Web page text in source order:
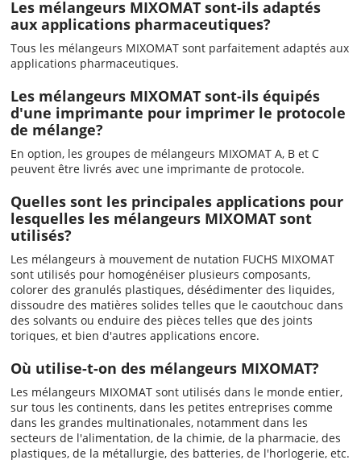
Les mélangeurs MIXOMAT sont-ils adaptés
aux applications pharmaceutiques?
Tous les mélangeurs MIXOMAT sont parfaitement adaptés aux
applications pharmaceutiques.
Les mélangeurs MIXOMAT sont-ils équipés
d'une imprimante pour imprimer le protocole
de mélange?
En option, les groupes de mélangeurs MIXOMAT A, B et C
peuvent être livrés avec une imprimante de protocole.
Quelles sont les principales applications pour
lesquelles les mélangeurs MIXOMAT sont
utilisés?
Les mélangeurs à mouvement de nutation FUCHS MIXOMAT
sont utilisés pour homogénéiser plusieurs composants,
colorer des granulés plastiques, désédimenter des liquides,
dissoudre des matières solides telles que le caoutchouc dans
des solvants ou enduire des pièces telles que des joints
toriques, et bien d'autres applications encore.
Où utilise-t-on des mélangeurs MIXOMAT?
Les mélangeurs MIXOMAT sont utilisés dans le monde entier,
sur tous les continents, dans les petites entreprises comme
dans les grandes multinationales, notamment dans les
secteurs de l'alimentation, de la chimie, de la pharmacie, des
plastiques, de la métallurgie, des batteries, de l'horlogerie, etc.